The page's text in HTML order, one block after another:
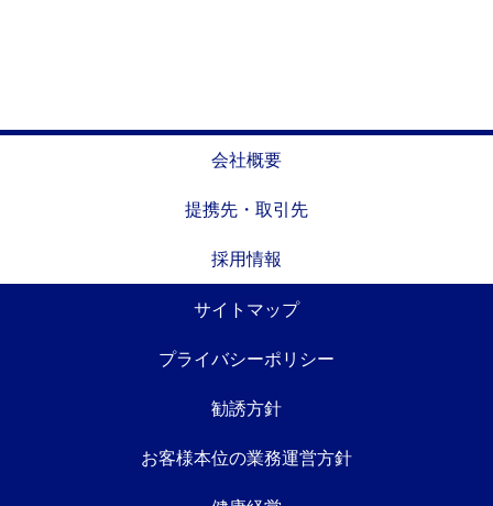
会社概要
提携先・取引先
採用情報
サイトマップ
プライバシーポリシー
勧誘方針
お客様本位の業務運営方針